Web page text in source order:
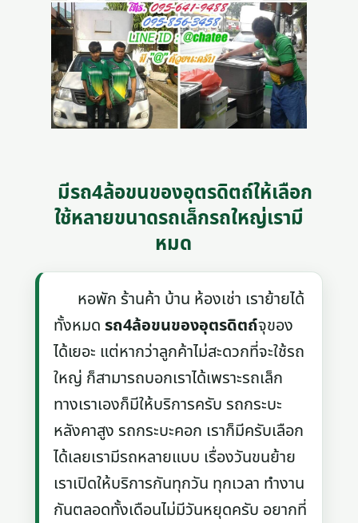
มีรถ4ล้อขนของอุตรดิตถ์ให้เลือก
ใช้หลายขนาดรถเล็กรถใหญ่เรามี
หมด
หอพัก ร้านค้า บ้าน ห้องเช่า เราย้ายได้
ทั้งหมดรถ4ล้อขนของอุตรดิตถ์จุของ
ได้เยอะ แต่หากว่าลูกค้าไม่สะดวกที่จะใช้รถ
ใหญ่ ก็สามารถบอกเราได้เพราะรถเล็ก
ทางเราเองก็มีให้บริการครับ รถกระบะ
หลังคาสูง รถกระบะคอก เราก็มีครับเลือก
ได้เลยเรามีรถหลายแบบ เรื่องวันขนย้าย
เราเปิดให้บริการกันทุกวัน ทุกเวลา ทำงาน
กันตลอดทั้งเดือนไม่มีวันหยุดครับ อยากที่